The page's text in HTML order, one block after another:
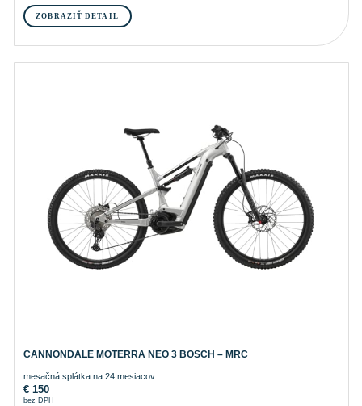
ZOBRAZIŤ DETAIL
CANNONDALE MOTERRA NEO 3 BOSCH – MRC
mesačná splátka na 24 mesiacov
€150
bez DPH